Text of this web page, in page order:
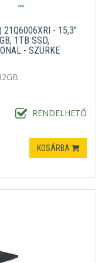
21Q6006XRI - 15,3"
1TB SSD,
- SZÜRKE
RENDELHETŐ
KOSÁRBA